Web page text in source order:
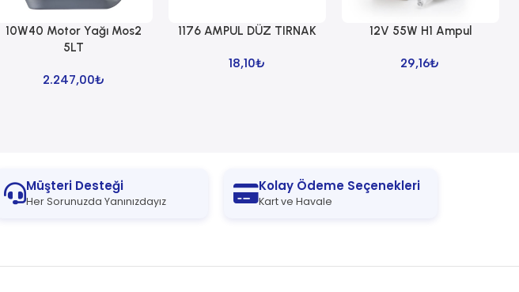
Sepete Ekle
10W40 Motor Yağı Mos2
5LT
2.247,00₺
Sepete Ekle
1176 AMPUL DÜZ TIRNAK
18,10₺
Sepete Ekle
12V 55W H1 Ampul
29,16₺
Müşteri Desteği
Her Sorunuzda Yanınızdayız
Kolay Ödeme Seçenekleri
Kart ve Havale